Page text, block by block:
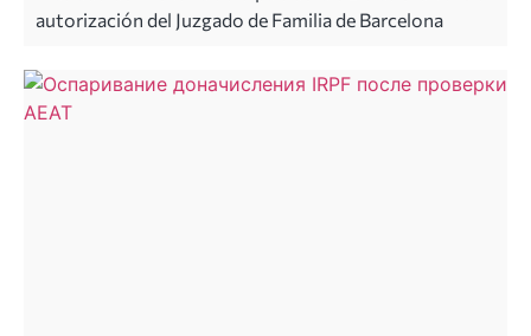
autorización del Juzgado de Familia de Barcelona